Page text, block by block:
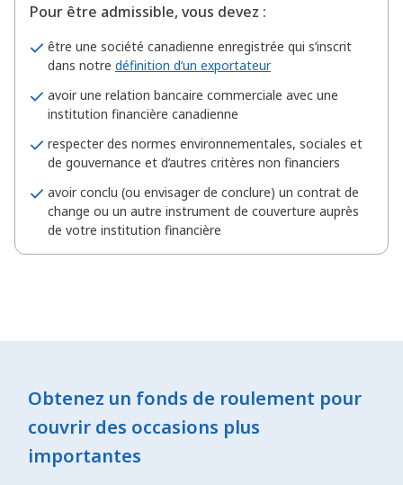
Pour être admissible, vous devez :
être une société canadienne enregistrée qui s’inscrit
dans notre définition d’un exportateur
avoir une relation bancaire commerciale avec une
institution financière canadienne
respecter des normes environnementales, sociales et
de gouvernance et d’autres critères non financiers
avoir conclu (ou envisager de conclure) un contrat de
change ou un autre instrument de couverture auprès
de votre institution financière
Obtenez un fonds de roulement pour
couvrir des occasions plus
importantes